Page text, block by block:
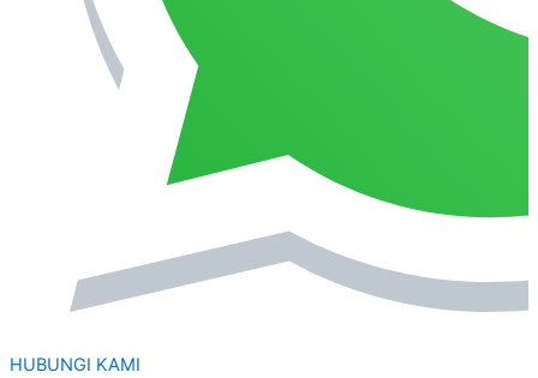
HUBUNGI KAMI